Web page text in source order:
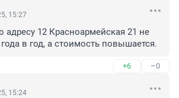
15:27
адресу 12 Красноармейская 21 не
в год, а стоимость повышается.
+6 –0
15:24